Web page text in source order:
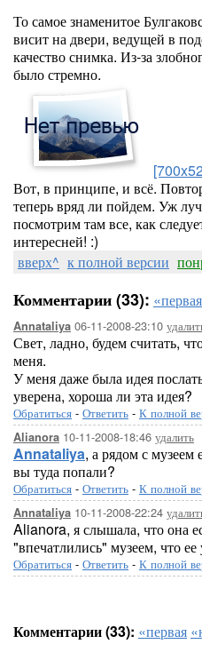
То самое знаменитое
висит на двери, ведущей в
качество снимка. Из-за
было стремно.
Вот, в принципе, и всё.
теперь вряд ли пойдем. Уж
посмотрим там все, как
интересней! :)
вверх^ к полной версии
Комментарии (33): «первая
Annataliya 06-11-2008-23:10
Свет, ладно, будем считать,
меня.
У меня даже была идея
уверена, хороша ли эта идея?
Обратиться - Ответить - К полной
Alianora 10-11-2008-18:46 удалить
Annataliya, а рядом с музеем
вы туда попали?
Обратиться - Ответить - К полной
Annataliya 10-11-2008-22:24
Alianora, я слышала, что она
"впечатлились" музеем, что
Обратиться - Ответить - К полной
Комментарии (33): «первая